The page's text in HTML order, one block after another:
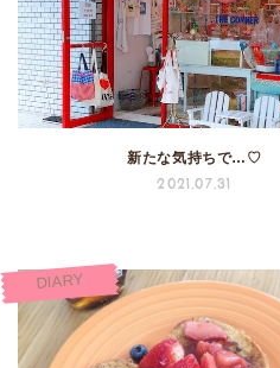
新たな気持ちで…♡
2021.07.31
DIARY